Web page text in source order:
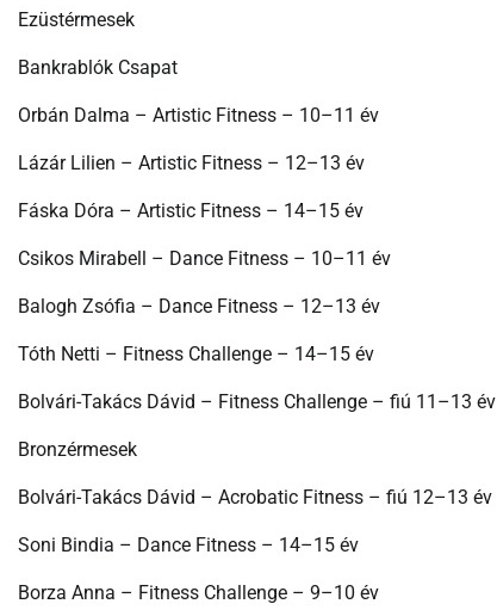
Ezüstérmesek
Bankrablók Csapat
Orbán Dalma – Artistic Fitness – 10–11 év
Lázár Lilien – Artistic Fitness – 12–13 év
Fáska Dóra – Artistic Fitness – 14–15 év
Csikos Mirabell – Dance Fitness – 10–11 év
Balogh Zsófia – Dance Fitness – 12–13 év
Tóth Netti – Fitness Challenge – 14–15 év
Bolvári-Takács Dávid – Fitness Challenge – fiú 11–13 év
Bronzérmesek
Bolvári-Takács Dávid – Acrobatic Fitness – fiú 12–13 év
Soni Bindia – Dance Fitness – 14–15 év
Borza Anna – Fitness Challenge – 9–10 év